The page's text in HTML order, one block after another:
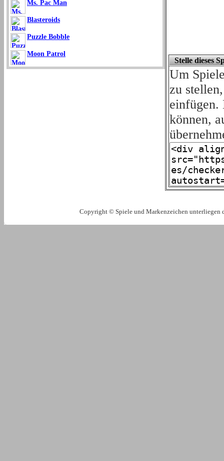
Ms. Pac Man
Blasteroids
Puzzle Bobble
Moon Patrol
Stelle dieses
Um
zu
einfügen.
können,
Copyright © Spiele und Markenzeichen unterliegen